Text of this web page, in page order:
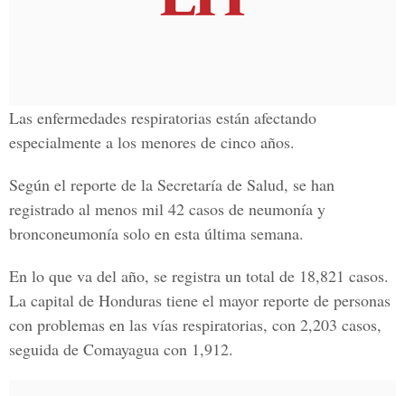
Las enfermedades respiratorias están afectando
especialmente a los menores de cinco años.
Según el reporte de la Secretaría de Salud, se han
registrado al menos mil 42 casos de neumonía y
bronconeumonía solo en esta última semana.
En lo que va del año, se registra un total de 18,821 casos.
La capital de Honduras tiene el mayor reporte de personas
con problemas en las vías respiratorias, con 2,203 casos,
seguida de Comayagua con 1,912.